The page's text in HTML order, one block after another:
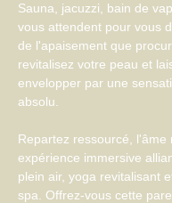
Sauna, jacuzzi, bain de
vous attendent pour vous
de l'apaisement que
revitalisez votre peau et
envelopper par une
absolu.
Repartez ressourcé, l'âme
expérience immersive
plein air, yoga revitalisant
spa. Offrez-vous cette